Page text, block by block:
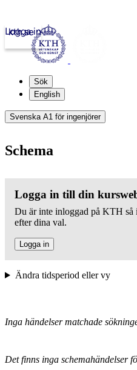
kth.se
Logga in
Sök
English
Svenska A1 för ingenjörer
Schema
Logga in till din
Du är inte inloggad på KTH så
efter dina val.
Logga in
Ändra tidsperiod eller vy
Inga händelser matchade
Det finns inga schemahändelser